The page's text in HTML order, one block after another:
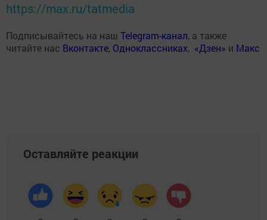
https://max.ru/tatmedia
Подписывайтесь на наш Telegram-канал, а также
читайте нас Вконтакте, Одноклассниках, «Дзен» и Макс
Оставляйте реакции